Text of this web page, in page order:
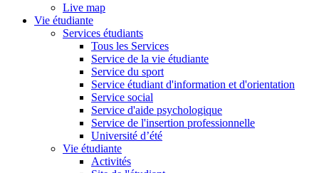
Live map
Vie étudiante
Services étudiants
Tous les Services
Service de la vie étudiante
Service du sport
Service étudiant d'information et d'orientation
Service social
Service d'aide psychologique
Service de l'insertion professionnelle
Université d’été
Vie étudiante
Activités